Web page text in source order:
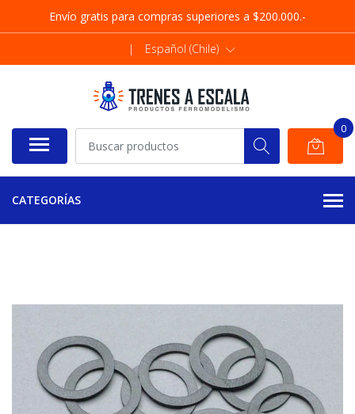
Envío gratis para compras superiores a $200.000.-
| Español (Chile)
0
CATEGORÍAS